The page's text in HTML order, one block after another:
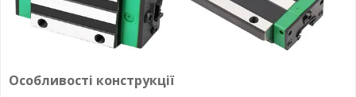
Особливості конструкції